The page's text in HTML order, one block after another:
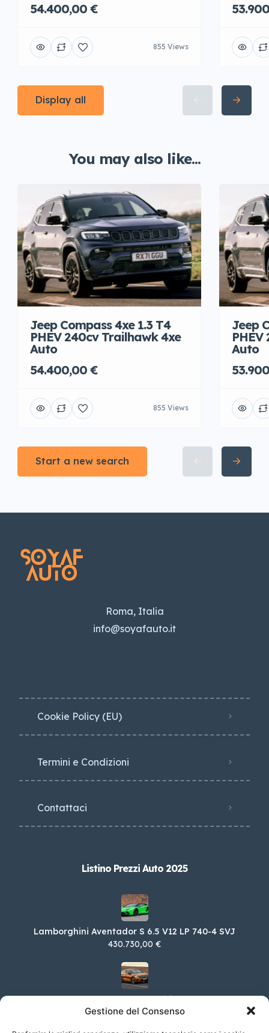
Gestione del Consenso
54.400,00 €
855 Views
Display all
You may also like...
Jeep Compass 4xe 1.3 T4
PHEV 240cv Trailhawk 4xe
Auto
54.400,00 €
855 Views
Jeep
Auto
Start a new search
Roma, Italia
info@soyafauto.it
Cookie Policy (EU)
Termini e Condizioni
Contattaci
Listino Prezzi Auto 2025
Lamborghini Aventador S 6.5 V12 LP 740-4 SVJ
430.730,00 €
Skoda Enyaq Coupé iV 85
56.500,00 €